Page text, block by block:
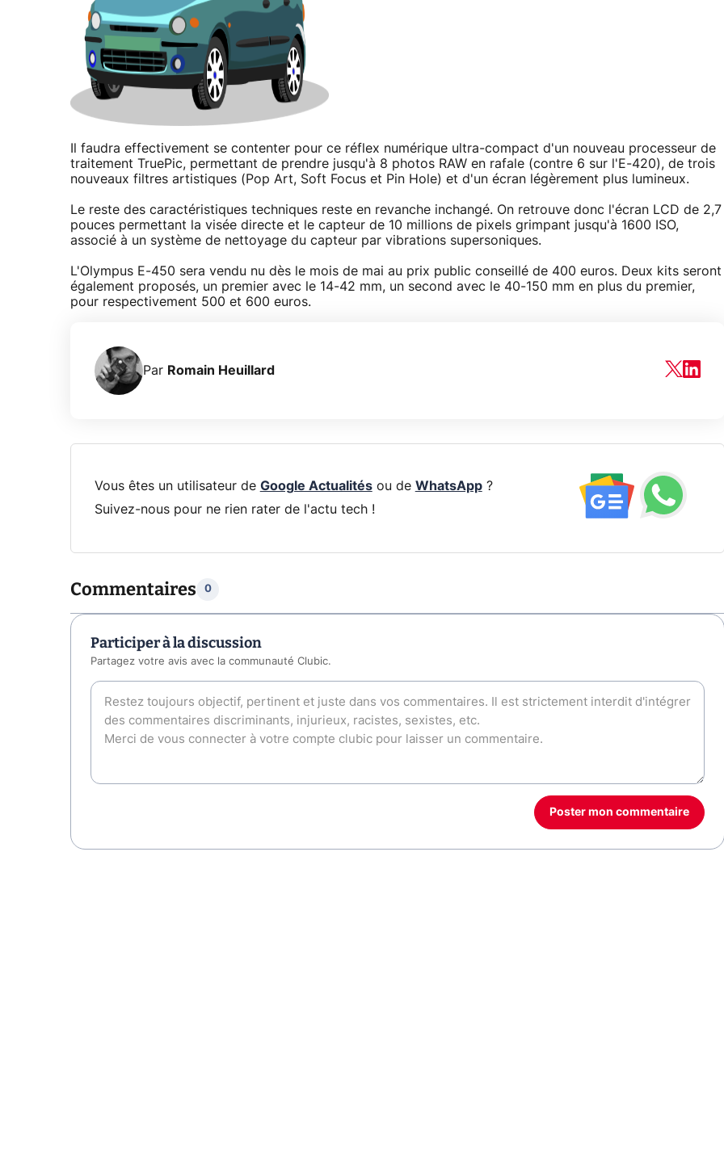
Il faudra effectivement se contenter pour ce réflex numérique ultra-compact d'un nouveau processeur de
traitement TruePic, permettant de prendre jusqu'à 8 photos RAW en rafale (contre 6 sur l'E-420), de trois
nouveaux filtres artistiques (Pop Art, Soft Focus et Pin Hole) et d'un écran légèrement plus lumineux.
Le reste des caractéristiques techniques reste en revanche inchangé. On retrouve donc l'écran LCD de 2,7
pouces permettant la visée directe et le capteur de 10 millions de pixels grimpant jusqu'à 1600 ISO,
associé à un système de nettoyage du capteur par vibrations supersoniques.
L'Olympus E-450 sera vendu nu dès le mois de mai au prix public conseillé de 400 euros. Deux kits seront
également proposés, un premier avec le 14-42 mm, un second avec le 40-150 mm en plus du premier,
pour respectivement 500 et 600 euros.
Par Romain Heuillard
Vous êtes un utilisateur de Google Actualitésou de WhatsApp?
Suivez-nous pour ne rien rater de l'actu tech !
Commentaires 0
Participer à la discussion
Partagez votre avis avec la communauté Clubic.
Poster mon commentaire